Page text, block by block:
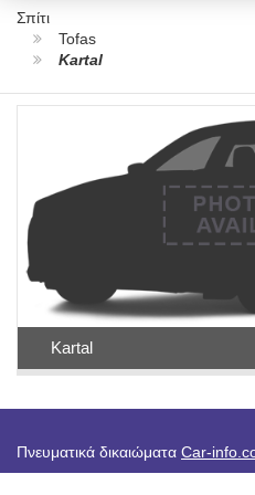
Σπίτι
Tofas
Kartal
Kartal
Πνευματικά δικαιώματα Car-